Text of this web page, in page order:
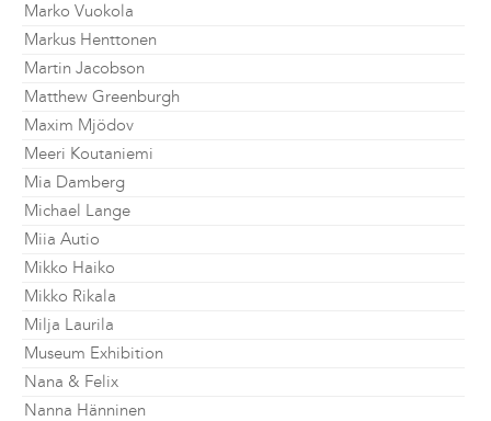
Marko Vuokola
Markus Henttonen
Martin Jacobson
Matthew Greenburgh
Maxim Mjödov
Meeri Koutaniemi
Mia Damberg
Michael Lange
Miia Autio
Mikko Haiko
Mikko Rikala
Milja Laurila
Museum Exhibition
Nana & Felix
Nanna Hänninen